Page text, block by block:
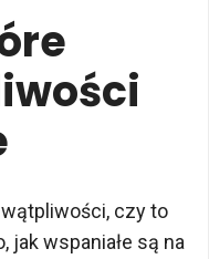
czy to
jak wspaniałe są na